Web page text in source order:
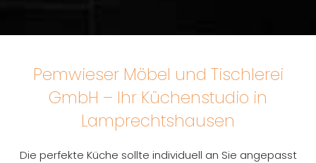
Pemwieser Möbel und Tischlerei
GmbH – Ihr Küchenstudio in
Lamprechtshausen
Die perfekte Küche sollte individuell an Sie angepasst